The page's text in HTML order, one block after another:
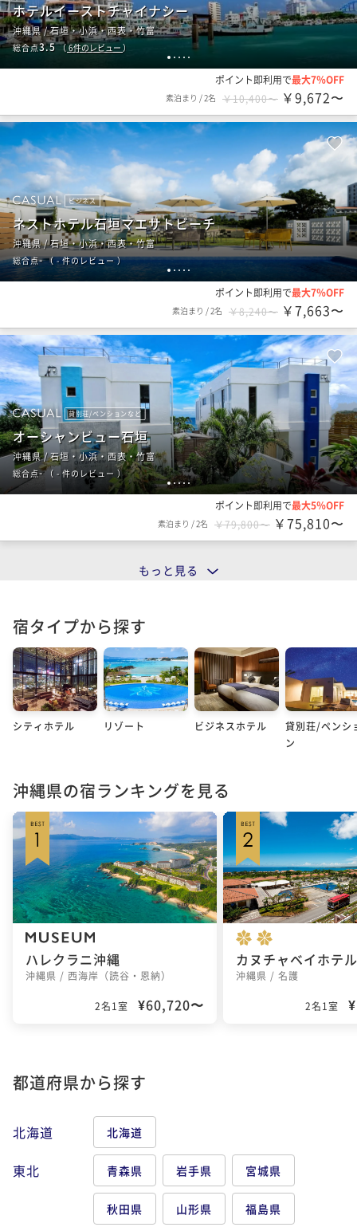
1 2 3 4 5
ホテルイーストチャイナシー
沖縄県 / 石垣・小浜・西表・竹富
総合点3.5（6件のレビュー）
ポイント即利用で最大7％OFF
素泊まり /2名 ￥10,400〜 ￥9,672〜
1 2 3 4 5
ビジネス
ネストホテル石垣マエサトビーチ
沖縄県 / 石垣・小浜・西表・竹富
総合点-（- 件のレビュー）
ポイント即利用で最大7％OFF
素泊まり /2名 ￥8,240〜 ￥7,663〜
12345
貸別荘/ペンションなど
オーシャンビュー石垣
沖縄県 / 石垣・小浜・西表・竹富
総合点-（ - 件のレビュー ）
ポイント即利用で最大5％OFF
素泊まり /2名 ￥79,800〜 ￥75,810〜
もっと見る
宿タイプから探す
シティホテル リゾート ビジネスホテル
貸別荘/ペンシ
ン
沖縄県の宿ランキングを見る
ハレクラニ沖縄
沖縄県 / 西海岸（読谷・恩納）
2名1室 ¥60,720〜
沖縄県 / 名護
2名1室
都道府県から探す
北海道 北海道
東北 青森県 岩手県 宮城県
秋田県 山形県 福島県